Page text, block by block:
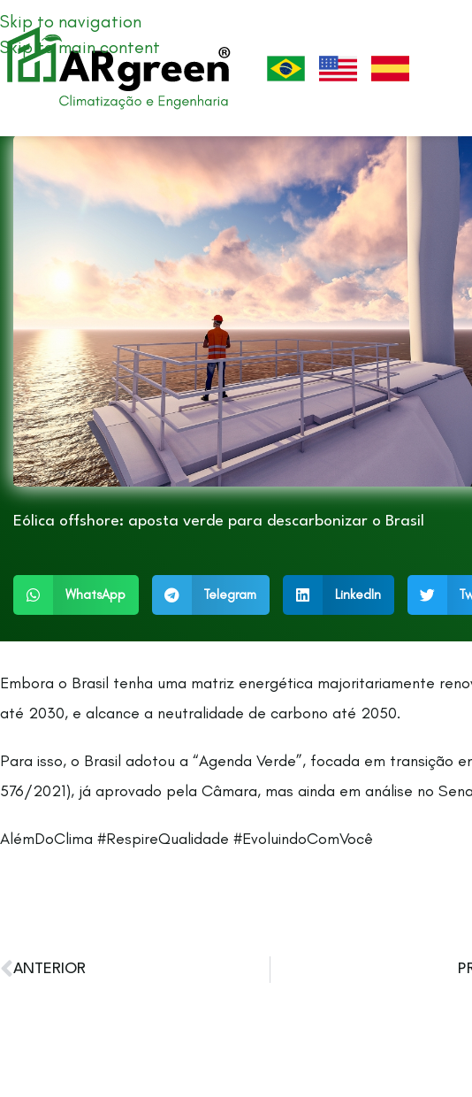
Skip to navigation
Skip to main content
Eólica offshore: aposta verde para descarbonizar o Brasil
WhatsApp Telegram LinkedIn
Embora o Brasil tenha uma matriz energética majoritariamente
até 2030, e alcance a neutralidade de carbono até 2050.
Para isso, o Brasil adotou a “Agenda Verde”, focada em
576/2021), já aprovado pela Câmara, mas ainda em análise no
AlémDoClima #RespireQualidade #EvoluindoComVocê
ANTERIOR